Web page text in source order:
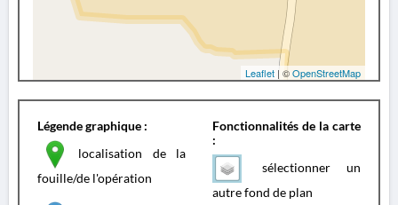
Leaflet | ©OpenStreetMap
Légende graphique :
localisation de la
fouille/de l'opération
Fonctionnalités de la carte
:
sélectionner un
autre fond de plan